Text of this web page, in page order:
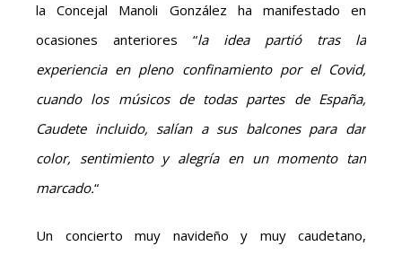
la Concejal Manoli González ha manifestado en
ocasiones anteriores “la idea partió tras la
experiencia en pleno confinamiento por el Covid,
cuando los músicos de todas partes de España,
Caudete incluido, salían a sus balcones para dar
color, sentimiento y alegría en un momento tan
marcado.“
Un concierto muy navideño y muy caudetano,